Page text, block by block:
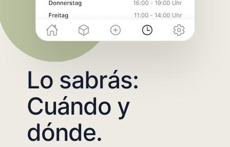
Lo sabrás:
Cuándo y
dónde.